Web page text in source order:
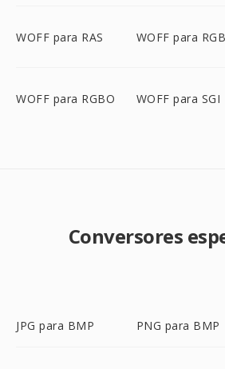
WOFF para RAS WOFF para RGB
WOFF para RGBO WOFF para SGI
Conversores
JPG para BMP PNG para BMP